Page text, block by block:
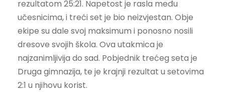
rezultatom 25:21. Napetost je rasla među
učesnicima, i treći set je bio neizvjestan. Obje
ekipe su dale svoj maksimum i ponosno nosili
dresove svojih škola. Ova utakmica je
najzanimljivija do sad. Pobjednik trećeg seta je
Druga gimnazija, te je krajnji rezultat u setovima
2:1 u njihovu korist.